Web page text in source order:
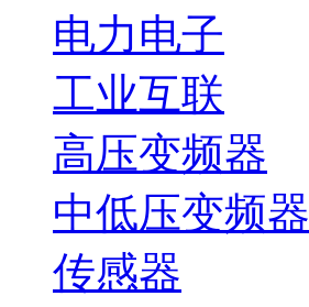
电力电子
工业互联
高压变频器
中低压变频器
传感器